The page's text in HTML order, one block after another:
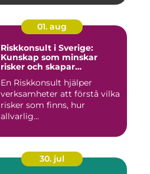
01. aug
Riskkonsult i Sverige:
Kunskap som minskar
risker och skapar
En Riskkonsult hjälper
verksamheter att förstå vilka
risker som finns, hur
allvarlig...
30. jul